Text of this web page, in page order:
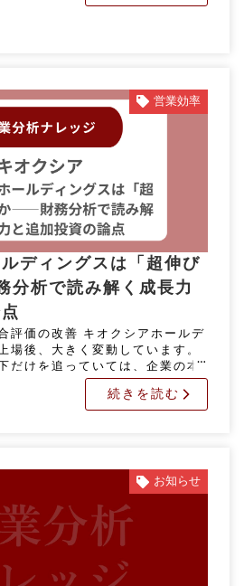
営業効率
ディングスは「超伸び
分析で読み解く成長力
評価の改善 キオクシアホールデ
場後、大きく変動しています。
だけを追っていては、企業の本
することはできません。 では、
続きを読む
お知らせ